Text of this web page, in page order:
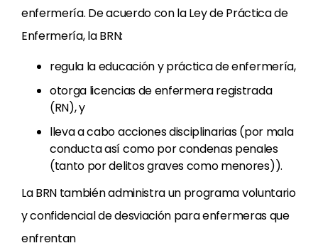
enfermería. De acuerdo con la Ley de Práctica de
Enfermería, la BRN:
regula la educación y práctica de enfermería,
otorga licencias de enfermera registrada
(RN), y
lleva a cabo acciones disciplinarias (por mala
conducta así como por condenas penales
(tanto por delitos graves como menores)).
La BRN también administra un programa voluntario
y confidencial de desviación para enfermeras que
enfrentan